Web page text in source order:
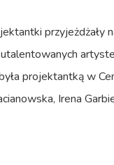
przyjeżdżały
utalentowanych
projektantką w
Irena